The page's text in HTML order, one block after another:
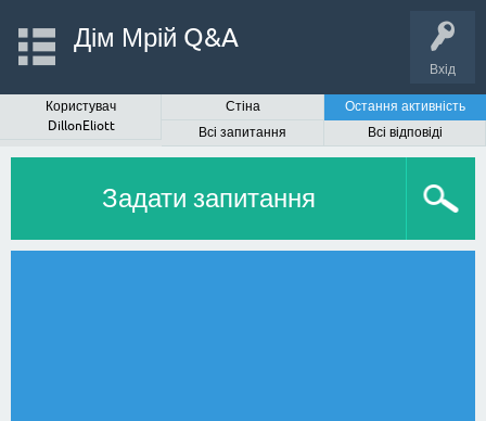
Вхід
Дім Мрій Q&A
Користувач
DillonEliott
Стіна
Остання активність
Всі запитання
Всі відповіді
Задати запитання